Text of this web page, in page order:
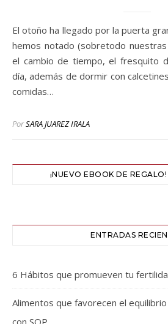
El otoño ha llegado por la puerta grande, creo que todas lo
hemos notado (sobretodo nuestras
el cambio de tiempo, el fresquito
día, además de dormir con
comidas…
PorSARA JUAREZ IRALA
¡NUEVO EBOOK DE REGALO!
ENTRADAS
6 Hábitos que promueven tu
Alimentos que favorecen el
con SOP